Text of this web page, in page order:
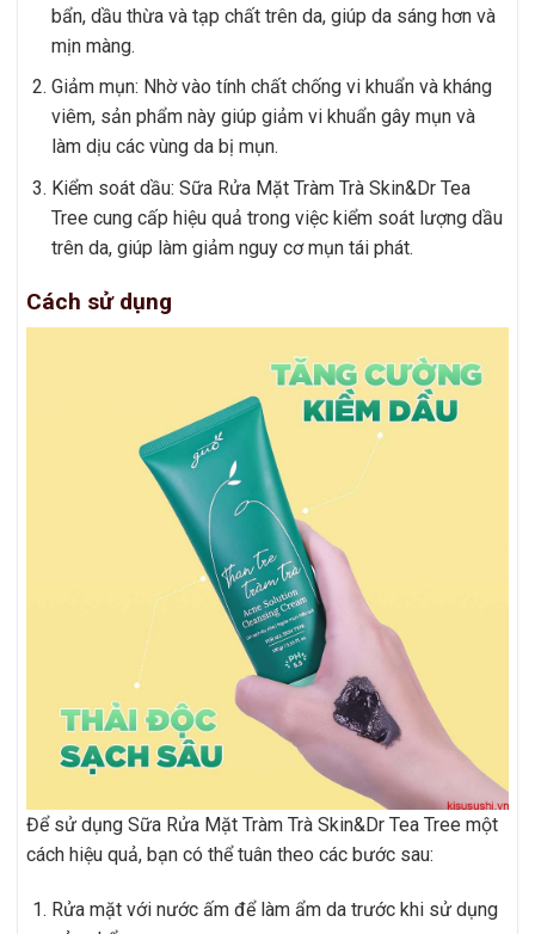
bẩn, dầu thừa và tạp chất trên da, giúp da sáng hơn và
mịn màng.
Giảm mụn: Nhờ vào tính chất chống vi khuẩn và kháng
viêm, sản phẩm này giúp giảm vi khuẩn gây mụn và
làm dịu các vùng da bị mụn.
Kiểm soát dầu: Sữa Rửa Mặt Tràm Trà Skin&Dr Tea
Tree cung cấp hiệu quả trong việc kiểm soát lượng dầu
trên da, giúp làm giảm nguy cơ mụn tái phát.
Cách sử dụng
Để sử dụng Sữa Rửa Mặt Tràm Trà Skin&Dr Tea Tree một
cách hiệu quả, bạn có thể tuân theo các bước sau:
Rửa mặt với nước ấm để làm ẩm da trước khi sử dụng